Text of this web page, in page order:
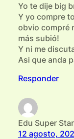
Yo te dije big
Y yo compre
obvio compré
más subió!
Y ni me
Asi que anda
Responder
Edu Super Star
12 agosto,